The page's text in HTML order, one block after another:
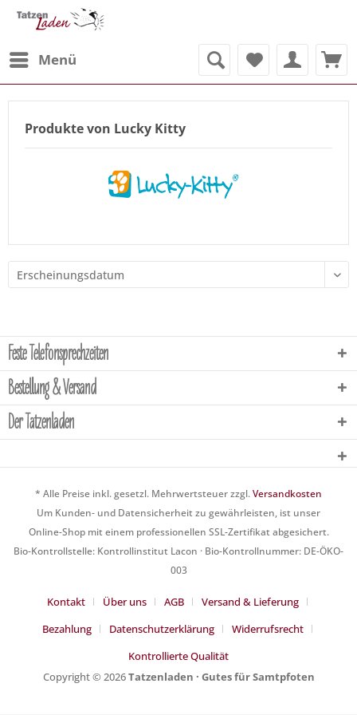
Menü
Produkte von Lucky Kitty
Feste Telefonsprechzeiten
Bestellung & Versand
Der Tatzenladen
* Alle Preise inkl. gesetzl. Mehrwertsteuer zzgl.Versandkosten
Um Kunden- und Datensicherheit zu gewährleisten, ist unser
Online-Shop mit einem professionellen SSL-Zertifikat abgesichert.
Bio-Kontrollstelle: Kontrollinstitut Lacon · Bio-Kontrollnummer: DE-ÖKO-
003
Kontakt Über uns AGB
Versand & Lieferung
Bezahlung
Datenschutzerklärung
Widerrufsrecht
Kontrollierte Qualität
Copyright © 2026Tatzenladen · Gutes für Samtpfoten